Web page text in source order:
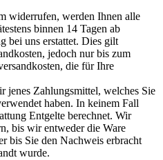
widerrufen, werden Ihnen alle
binnen 14 Tagen ab
bei uns erstattet. Dies gilt
jedoch nur bis zum
die für Ihre
jenes Zahlungsmittel, welches Sie
haben. In keinem Fall
Entgelte berechnet. Wir
bis wir entweder die Ware
bis Sie den Nachweis erbracht
wurde.